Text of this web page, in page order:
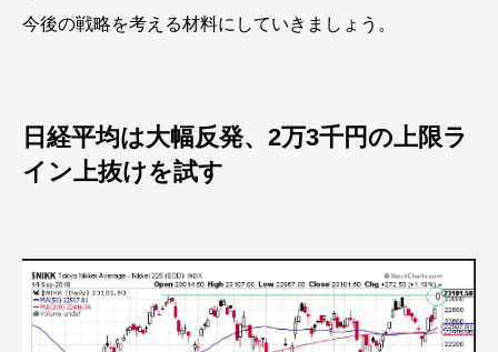
今後の戦略を考える材料にしていきましょう。
日経平均は大幅反発、2万3千円の上限ラ
イン上抜けを試す